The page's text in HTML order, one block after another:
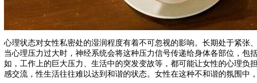
心理状态对女性私密处的湿润程度有着不可忽视的影响。长期处于紧张
当心理压力过大时，神经系统会将这种压力信号传递给身体各部位，
如，工作上的巨大压力、生活中的突发变故等，都可能让女性的心理
感交流，性生活往往难以达到和谐的状态。女性在这种不和谐的氛围中